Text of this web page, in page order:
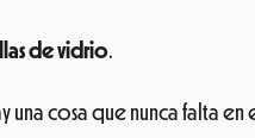
de vidrio.
una cosa que nunca falta